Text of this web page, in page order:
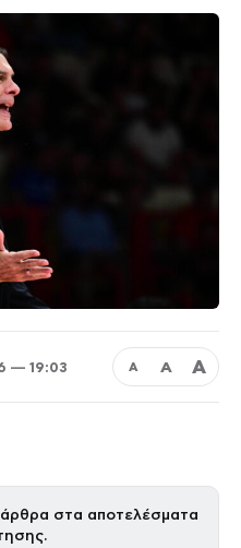
— 19:03 Α Α Α
στα αποτελέσματα